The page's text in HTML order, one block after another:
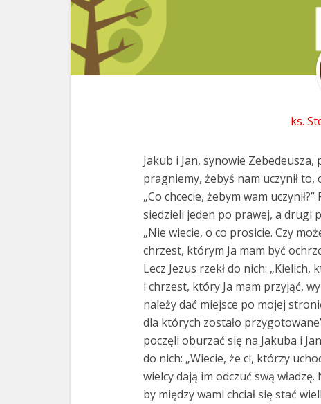
ks.
Jakub i Jan, synowie Zebedeusza,
pragniemy, żebyś nam uczynił to,
„Co chcecie, żebym wam
siedzieli jeden po prawej, a drugi
„Nie wiecie, o co prosicie. Czy
chrzest, którym Ja mam być
Lecz Jezus rzekł do nich:
i chrzest, który Ja mam przyjąć,
należy dać miejsce po mojej
dla których zostało
poczęli oburzać się na Jakuba i
do nich: „Wiecie, że ci, którzy
wielcy dają im odczuć swą
by między wami chciał się stać